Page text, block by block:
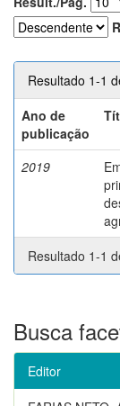
Resultado 1-1
Ano de
publicação
2019
Resultado 1-1
Busca
Editor